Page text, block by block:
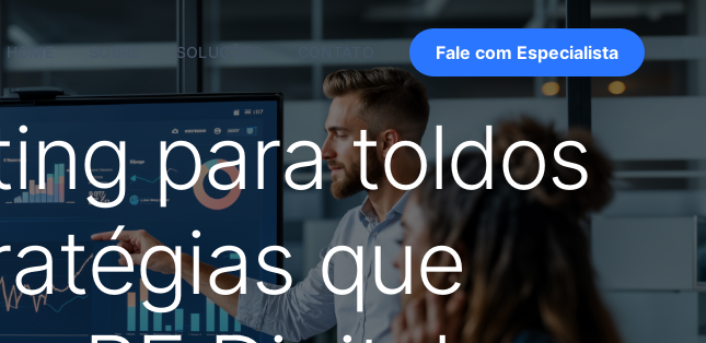
HOME SOBRE SOLUÇÕES Fale com Especialista
para toldos
que